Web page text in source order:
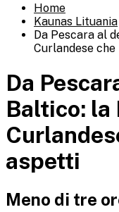
Home
Kaunas Lituania
Da Pescara al
Curlandese
Da
Baltico: la
aspetti
Meno di tre